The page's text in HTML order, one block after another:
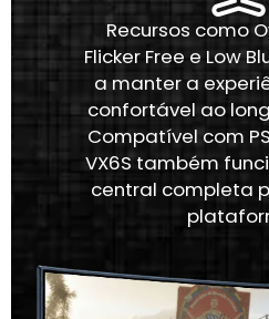
Recursos como
Flicker Free e Low
a manter a
confortável ao
Compatível com
VX6S também
central completa